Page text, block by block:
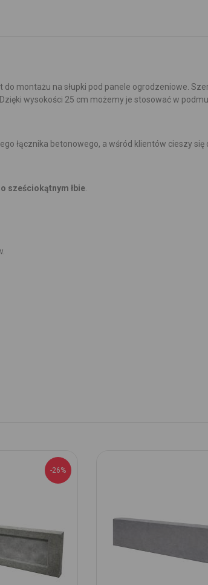
do montażu na słupki pod panele ogrodzeniowe.
wysokości 25 cm możemy je stosować w
łącznika betonowego, a wśród klientów cieszy się
sześciokątnym łbie
-26%